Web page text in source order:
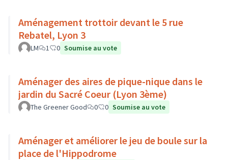
Aménagement trottoir devant le 5 rue
Rebatel, Lyon 3
LM 1 0 Soumise au vote
Aménager des aires de pique-nique dans le
jardin du Sacré Coeur (Lyon 3ème)
The Greener Good 0 0 Soumise au vote
Aménager et améliorer le jeu de boule sur la
place de l'Hippodrome